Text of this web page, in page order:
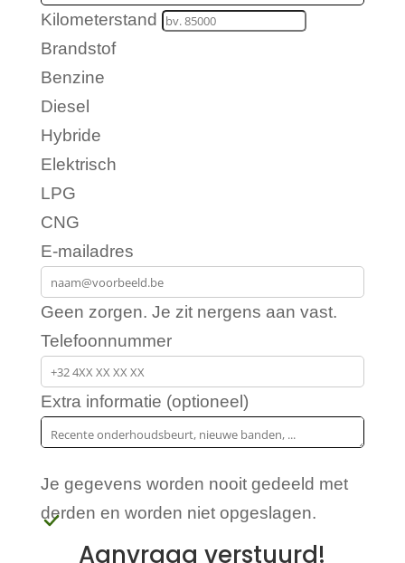
Kilometerstand
Brandstof
Benzine
Diesel
Hybride
Elektrisch
LPG
CNG
E-mailadres
Geen zorgen. Je zit nergens aan vast.
Telefoonnummer
Extra informatie (optioneel)
Je gegevens worden nooit gedeeld met
derden en worden niet opgeslagen.
Aanvraag verstuurd!